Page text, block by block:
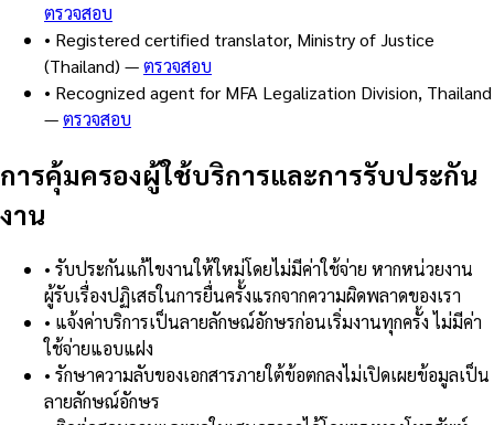
ตรวจสอบ
• Registered certified translator, Ministry of Justice
(Thailand) —ตรวจสอบ
• Recognized agent for MFA Legalization Division, Thailand
—ตรวจสอบ
การคุ้มครองผู้ใช้บริการและการรับประกัน
งาน
• รับประกันแก้ไขงานให้ใหม่โดยไม่มีค่าใช้จ่าย หากหน่วยงาน
ผู้รับเรื่องปฏิเสธในการยื่นครั้งแรกจากความผิดพลาดของเรา
• แจ้งค่าบริการเป็นลายลักษณ์อักษรก่อนเริ่มงานทุกครั้ง ไม่มีค่า
ใช้จ่ายแอบแฝง
• รักษาความลับของเอกสารภายใต้ข้อตกลงไม่เปิดเผยข้อมูลเป็น
ลายลักษณ์อักษร